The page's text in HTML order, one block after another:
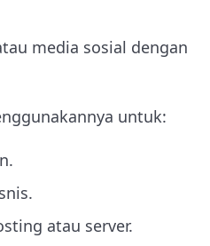
media sosial dengan
untuk:
atau server.